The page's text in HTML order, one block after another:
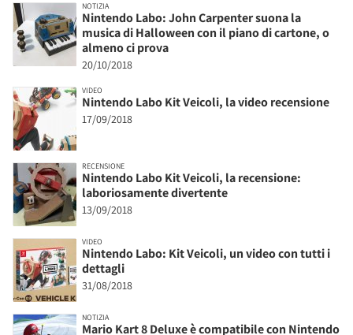
NOTIZIA
Nintendo Labo: John Carpenter suona la
musica di Halloween con il piano di cartone, o
almeno ci prova
20/10/2018
VIDEO
Nintendo Labo Kit Veicoli, la video recensione
17/09/2018
RECENSIONE
Nintendo Labo Kit Veicoli, la recensione:
laboriosamente divertente
13/09/2018
VIDEO
Nintendo Labo: Kit Veicoli, un video con tutti i
dettagli
31/08/2018
NOTIZIA
Mario Kart 8 Deluxe è compatibile con Nintendo